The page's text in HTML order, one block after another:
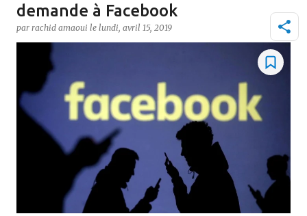
demande à Facebook
par rachid amaoui le lundi, avril 15, 2019